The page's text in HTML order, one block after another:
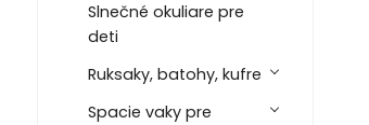
Slnečné okuliare pre
deti
Ruksaky, batohy, kufre
Spacie vaky pre